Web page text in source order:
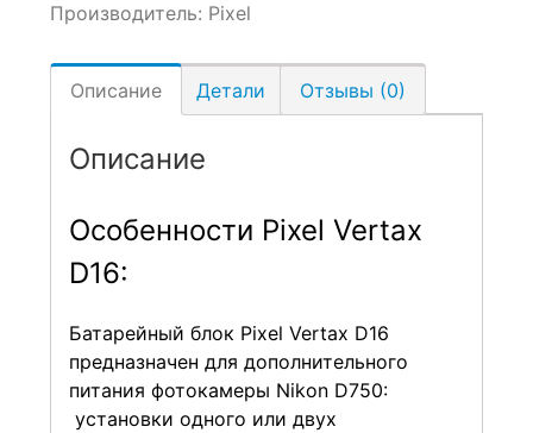
Производитель: Pixel
Описание Детали Отзывы (0)
Описание
Особенности Pixel Vertax
D16:
Батарейный блок Pixel Vertax D16
предназначен для дополнительного
питания фотокамеры Nikon D750:
установки одного или двух